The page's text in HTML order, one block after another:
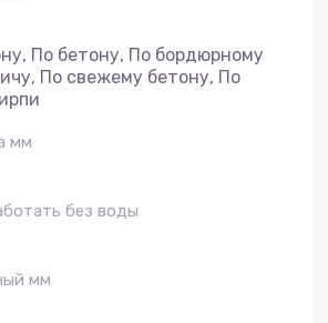
По бетону, По бордюрному
По свежему бетону, По
мм
без воды
мм